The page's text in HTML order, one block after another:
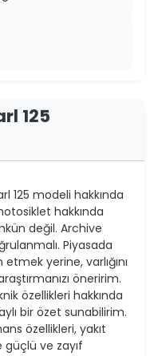
125
125 modeli hakkında
hakkında
değil. Archive
Piyasada
yerine, varlığını
öneririm.
özellikleri hakkında
bir özet sunabilirim.
özellikleri, yakıt
güçlü ve zayıf